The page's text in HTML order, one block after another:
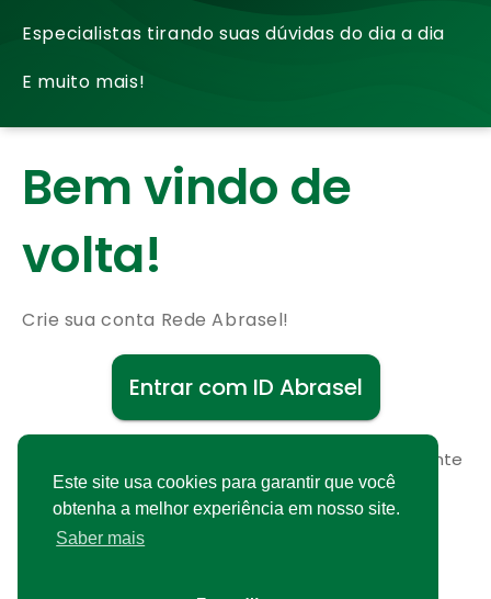
Este site usa cookies para garantir que você
obtenha a melhor experiência em nosso site.
Saber mais
Especialistas tirando suas dúvidas do dia a dia
E muito mais!
Bem vindo de
volta!
Crie sua conta Rede Abrasel!
Entrar com ID Abrasel
Cadastre-se gratuitamente